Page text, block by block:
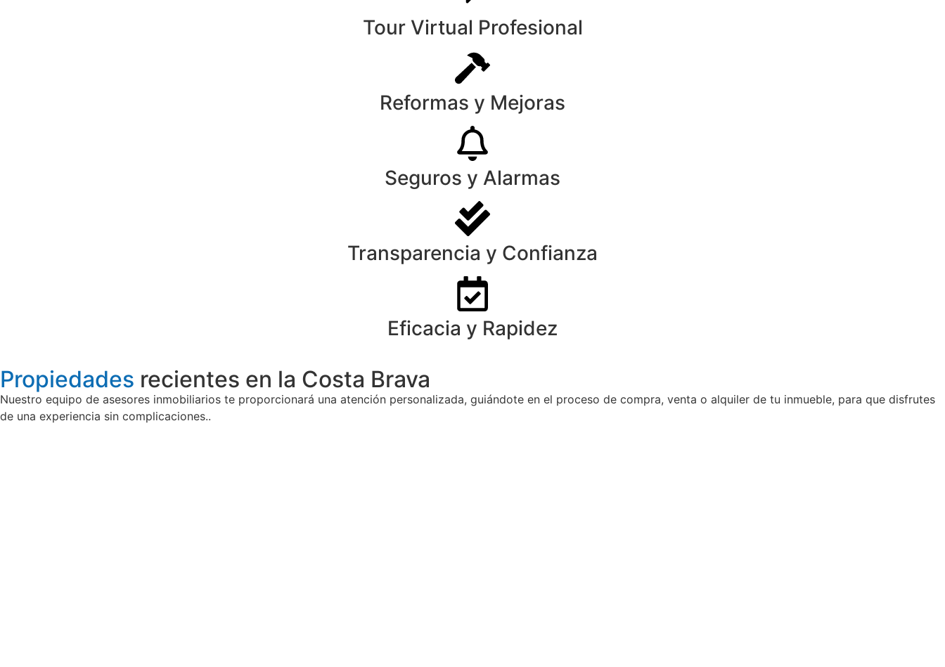
Tour Virtual Profesional
Reformas y Mejoras
Seguros y Alarmas
Transparencia y Confianza
Eficacia y Rapidez
Propiedades recientes en la Costa Brava
Nuestro equipo de asesores inmobiliarios te proporcionará una atención personalizada, guiándote en el proceso de compra, venta o alquiler de tu inmueble, para que disfrutes
de una experiencia sin complicaciones..